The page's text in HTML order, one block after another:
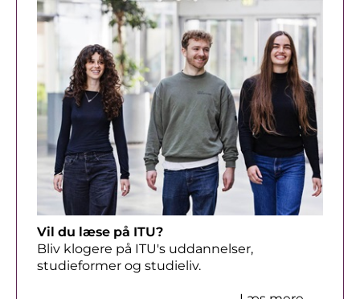
Vil du læse på ITU?
Bliv klogere på ITU's uddannelser,
studieformer og studieliv.